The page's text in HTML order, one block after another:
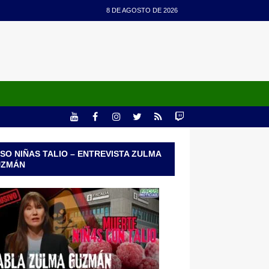
8 DE AGOSTO DE 2026
NIÑAS TALIO – ENTREVISTA ZULMA